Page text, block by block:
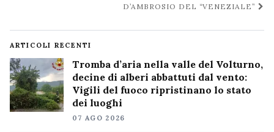
D’AMBROSIO DEL “VENEZIALE”
ARTICOLI RECENTI
Tromba d’aria nella valle del Volturno,
decine di alberi abbattuti dal vento:
Vigili del fuoco ripristinano lo stato
dei luoghi
07 AGO 2026